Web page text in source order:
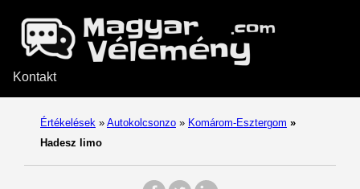
Kontakt
Értékelések » Autokolcsonzo » Komárom-Esztergom »
Hadesz limo